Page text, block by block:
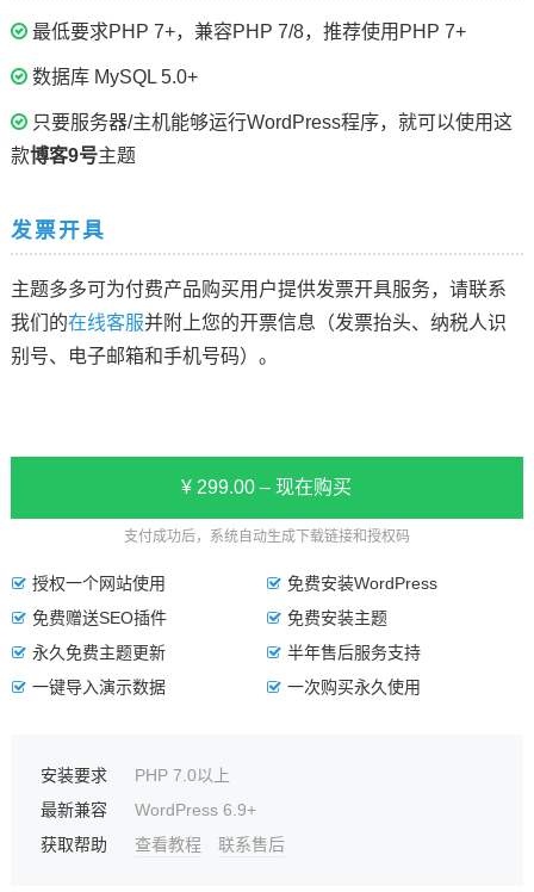
最低要求PHP 7+，兼容PHP 7/8，推荐使用PHP 7+
数据库 MySQL 5.0+
只要服务器/主机能够运行WordPress程序，就可以使用这
款博客9号主题
发票开具
主题多多可为付费产品购买用户提供发票开具服务，请联系
我们的在线客服并附上您的开票信息（发票抬头、纳税人识
别号、电子邮箱和手机号码）。
¥ 299.00 – 现在购买
支付成功后，系统自动生成下载链接和授权码
授权一个网站使用
免费安装WordPress
免费赠送SEO插件
免费安装主题
永久免费主题更新
半年售后服务支持
一键导入演示数据
一次购买永久使用
安装要求
PHP 7.0以上
最新兼容
WordPress 6.9+
获取帮助
查看教程 联系售后